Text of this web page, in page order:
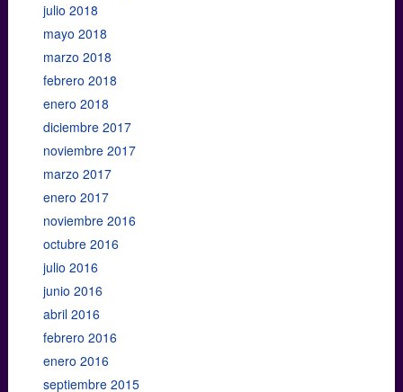
julio 2018
mayo 2018
marzo 2018
febrero 2018
enero 2018
diciembre 2017
noviembre 2017
marzo 2017
enero 2017
noviembre 2016
octubre 2016
julio 2016
junio 2016
abril 2016
febrero 2016
enero 2016
septiembre 2015